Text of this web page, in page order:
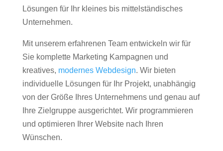
Lösungen für Ihr kleines bis mittelständisches
Unternehmen.
Mit unserem erfahrenen Team entwickeln wir für
Sie komplette Marketing Kampagnen und
kreatives, modernes Webdesign. Wir bieten
individuelle Lösungen für Ihr Projekt, unabhängig
von der Größe Ihres Unternehmens und genau auf
Ihre Zielgruppe ausgerichtet. Wir programmieren
und optimieren Ihrer Website nach Ihren
Wünschen.